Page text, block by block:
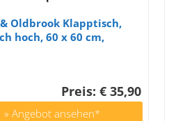
Oldbrook Klapptisch,
hoch, 60 x 60 cm,
Preis: € 35,90
» Angebot ansehen*